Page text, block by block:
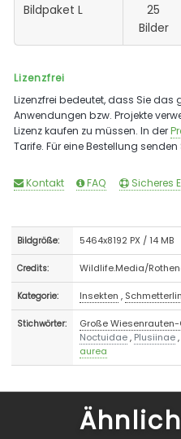
Bildpaket L
25
Bilder
Lizenzfrei
Lizenzfrei bedeutet, dass Sie
Anwendungen bzw. Projekte
Lizenz kaufen zu müssen. In der
Tarife. Für eine Bestellung
Kontakt FAQ Sicheres
Bildgröße: 5464x8192 PX / 14 MB
Credits: Wildlife.Media/
Kategorie: Insekten ,
Stichwörter: Große
Noctuidae, Plusiinae,
aurea